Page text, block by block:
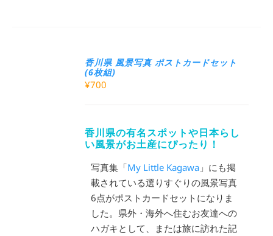
香川県 風景写真 ポストカードセット
(6枚組)
¥700
香川県の有名スポットや日本らし
い風景がお土産にぴったり！
写真集「My Little Kagawa 」にも掲
載されている選りすぐりの風景写真
6点がポストカードセットになりま
した。県外・海外へ住むお友達への
ハガキとして、または旅に訪れた記